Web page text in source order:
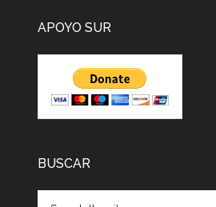
APOYO SUR
BUSCAR